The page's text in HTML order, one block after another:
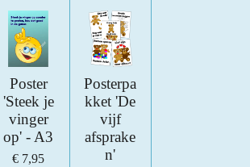
Poster
'Steek je
vinger
op' - A3
€ 7,95
Posterpa
kket 'De
vijf
afsprake
n'